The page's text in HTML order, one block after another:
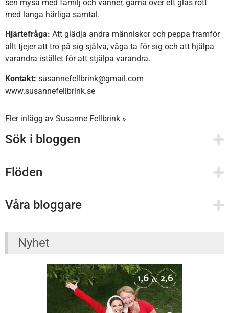
sen mysa med familj och vänner, gärna över ett glas rött
med långa härliga samtal.
Hjärtefråga: Att glädja andra människor och peppa framför
allt tjejer att tro på sig själva, våga ta för sig och att hjälpa
varandra istället för att stjälpa varandra.
Kontakt: susannefellbrink@gmail.com
www.susannefellbrink.se
Fler inlägg av Susanne Fellbrink »
Sök i bloggen
Flöden
Våra bloggare
Nyhet